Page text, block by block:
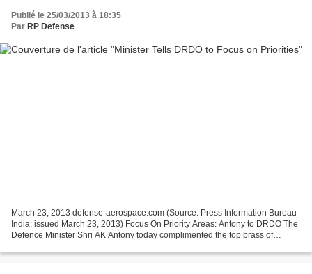
Publié le 25/03/2013 à 18:35
Par RP Defense
March 23, 2013 defense-aerospace.com (Source: Press Information Bureau
India; issued March 23, 2013) Focus On Priority Areas: Antony to DRDO The
Defence Minister Shri AK Antony today complimented the top brass of